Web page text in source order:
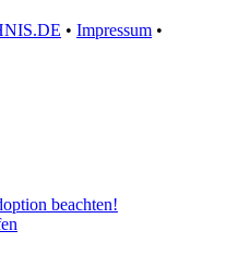
• Impressum •
beachten!